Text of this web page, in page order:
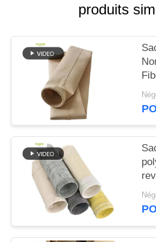
CITATION
PLAN
DU
POLITIQUE
DE
CONFIDENTIALITÉ
produits
de